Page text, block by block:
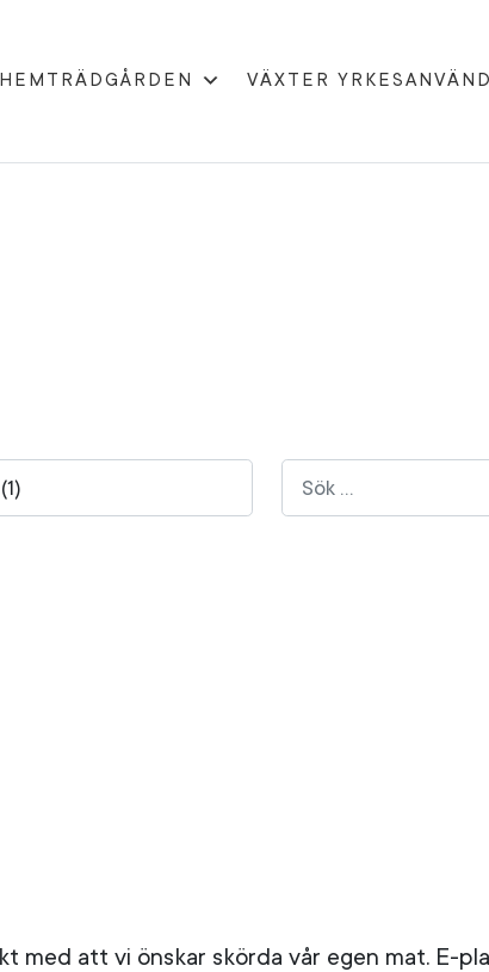
VÄXTER
Sök efter:
att vi önskar skörda vår egen mat. E-